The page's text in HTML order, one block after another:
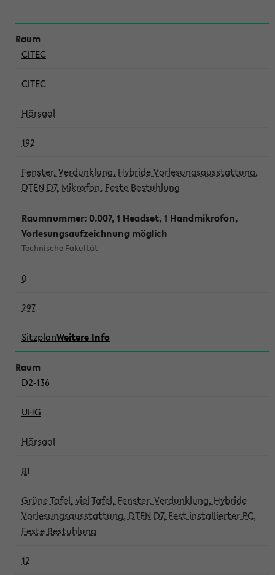
CITEC
CITEC
Hörsaal
192
Fenster, Verdunklung, Hybride Vorlesungsausstattung,
DTEN D7, Mikrofon, Feste Bestuhlung
Raumnummer: 0.007, 1 Headset, 1 Handmikrofon,
Vorlesungsaufzeichnung möglich
Technische Fakultät
0
297
SitzplanWeitere Info
D2-136
UHG
Hörsaal
81
Grüne Tafel, viel Tafel, Fenster, Verdunklung, Hybride
Vorlesungsausstattung, DTEN D7, Fest installierter PC,
Feste Bestuhlung
12